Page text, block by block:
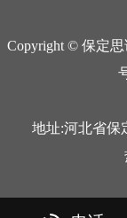
Copyright © 保定
地址:河北省保